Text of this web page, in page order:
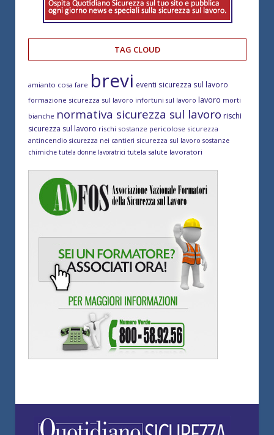
TAG CLOUD
amianto cosa fare brevi eventi sicurezza sul lavoro
formazione sicurezza sul lavoro infortuni sul lavoro lavoro morti
bianche normativa sicurezza sul lavoro rischi
sicurezza sul lavoro rischi sostanze pericolose sicurezza
antincendio sicurezza nei cantieri sicurezza sul lavoro sostanze
chimiche tutela donne lavoratrici tutela salute lavoratori